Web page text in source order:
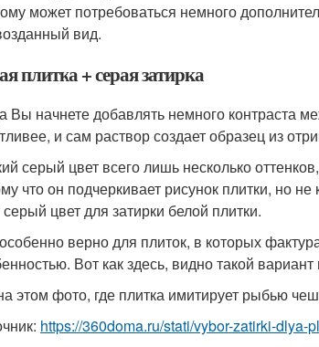
может потребоваться немного
вид.
плитка + серая затирка
Вы начнете добавлять немного контраста
и сам раствор создает образец из
серый цвет всего лишь несколько
что он подчеркивает рисунок плитки, но
серый цвет для затирки белой плитки.
верно для плиток, в которых
Вот как здесь, видно такой
этом фото, где плитка имитирует рыбью
https://360doma.ru/stati/vybor-zatirki-